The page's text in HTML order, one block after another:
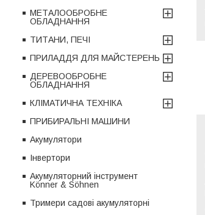
МЕТАЛООБРОБНЕ
ОБЛАДНАННЯ
ТИТАНИ, ПЕЧІ
ПРИЛАДДЯ ДЛЯ МАЙСТЕРЕНЬ
ДЕРЕВООБРОБНЕ
ОБЛАДНАННЯ
КЛІМАТИЧНА ТЕХНІКА
ПРИБИРАЛЬНІ МАШИНИ
Акумулятори
Інвертори
Акумуляторний інструмент
Könner & Söhnen
Тримери садові акумуляторні